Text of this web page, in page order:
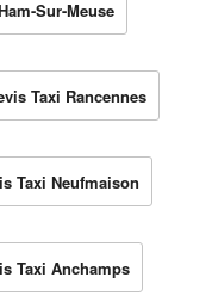
Sur-Meuse
Taxi Rancennes
Taxi Neufmaison
Taxi Anchamps